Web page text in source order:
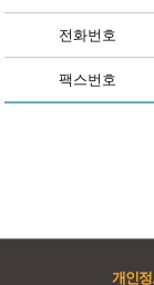
전화번호
팩스번호
개인